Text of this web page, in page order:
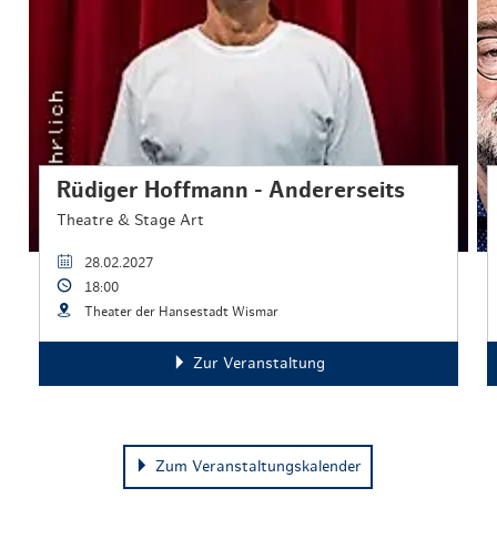
Rüdiger Hoffmann - Andererseits
Theatre & Stage Art
28.02.2027
18:00
Theater der Hansestadt Wismar
Zur Veranstaltung
Zum Veranstaltungskalender